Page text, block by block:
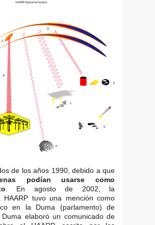
de los años 1990, debido a que
podían usarse como
. En agosto de 2002, la
HAARP tuvo una mención como
en la Duma (parlamento) de
elaboró un comunicado de